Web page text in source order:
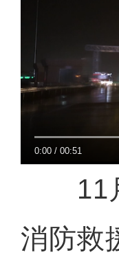
0:00 /00:51
11月
消防救